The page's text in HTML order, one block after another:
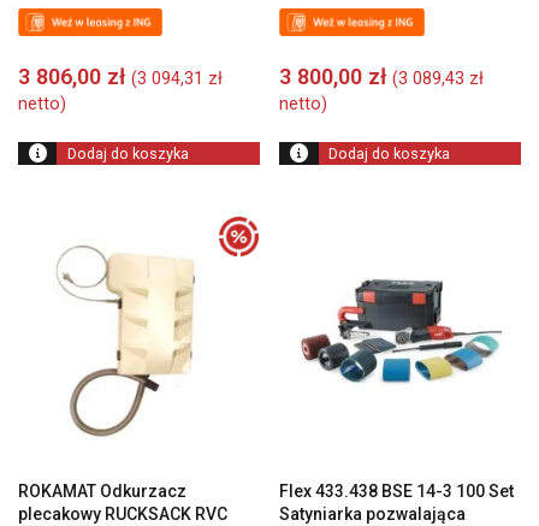
3 806,00 zł (3 094,31 zł
netto)
Dodaj do koszyka
3 800,00 zł (3 089,43 zł
netto)
Dodaj do koszyka
ROKAMAT Odkurzacz
plecakowy RUCKSACK RVC
Flex 433.438 BSE 14-3 100 Set
Satyniarka pozwalająca